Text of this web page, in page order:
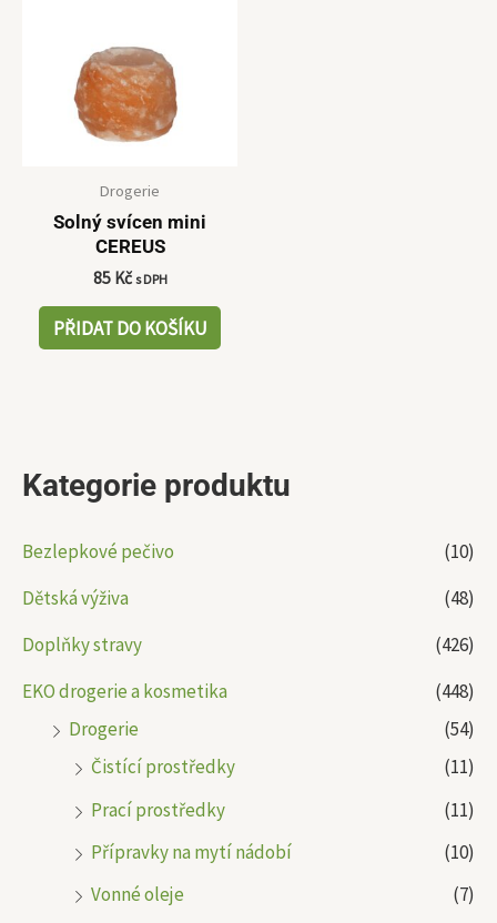
Kategorie produktu
Bezlepkové pečivo
(10)
Dětská výživa
(48)
Doplňky stravy
(426)
EKO drogerie a kosmetika
(448)
Drogerie
(54)
Čistící prostředky
(11)
Prací prostředky
(11)
Přípravky na mytí nádobí
(10)
Vonné oleje
(7)
Drogerie
Solný svícen mini
CEREUS
85 Kč s DPH
PŘIDAT DO KOŠÍKU